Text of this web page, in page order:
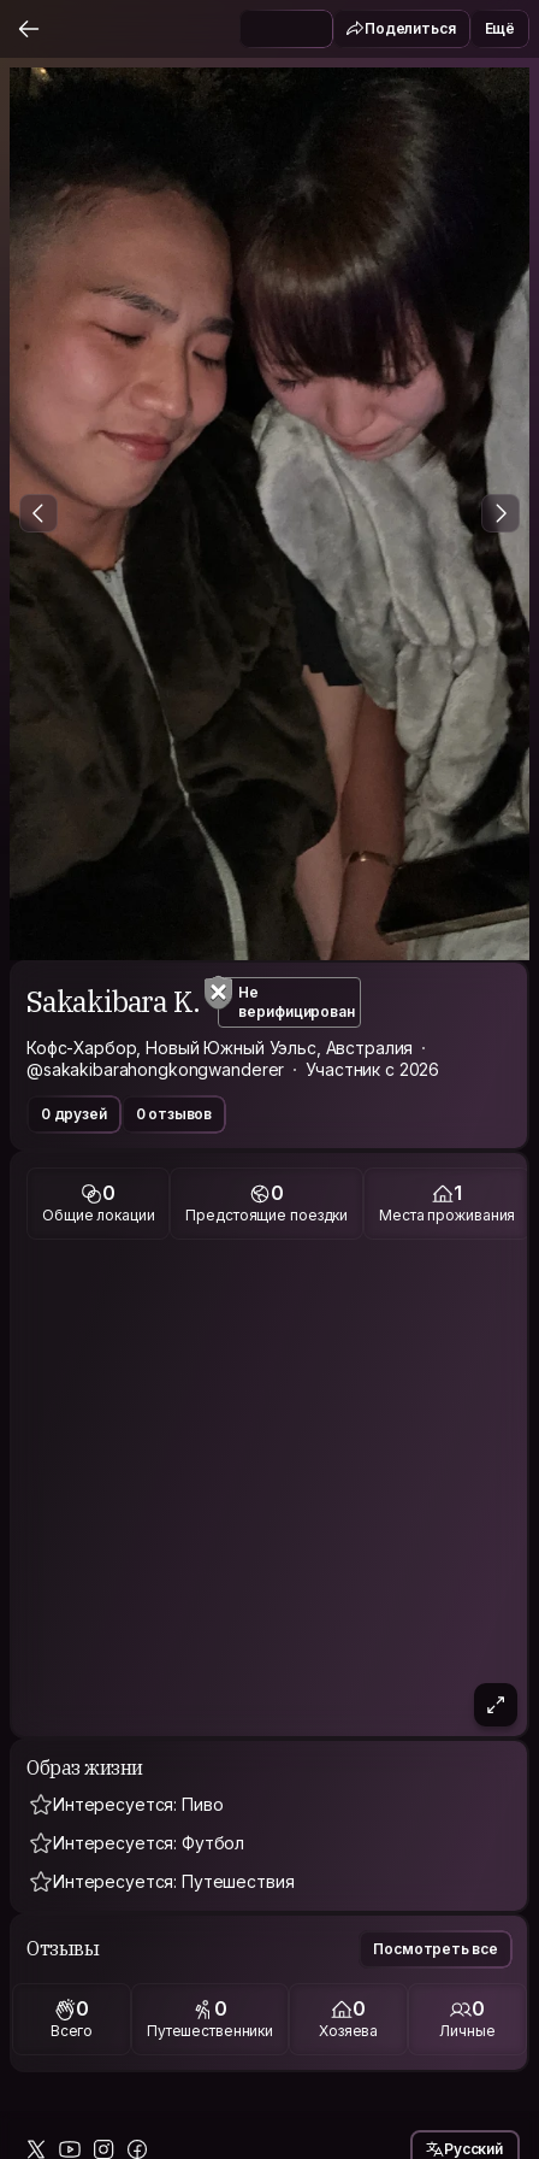
Поделиться Ещё
Sakakibara K.
Не
верифицирован
Кофс-Харбор, Новый Южный Уэльс, Австралия
@sakakibarahongkongwanderer
Участник с 2026
0 друзей 0 отзывов
0
Общие локации
0
Предстоящие поездки
1
Места проживания
Образ жизни
Интересуется: Пиво
Интересуется: Футбол
Интересуется: Путешествия
Отзывы Посмотреть все
0
Всего
0
Путешественники
0
Хозяева
0
Личные
Русский